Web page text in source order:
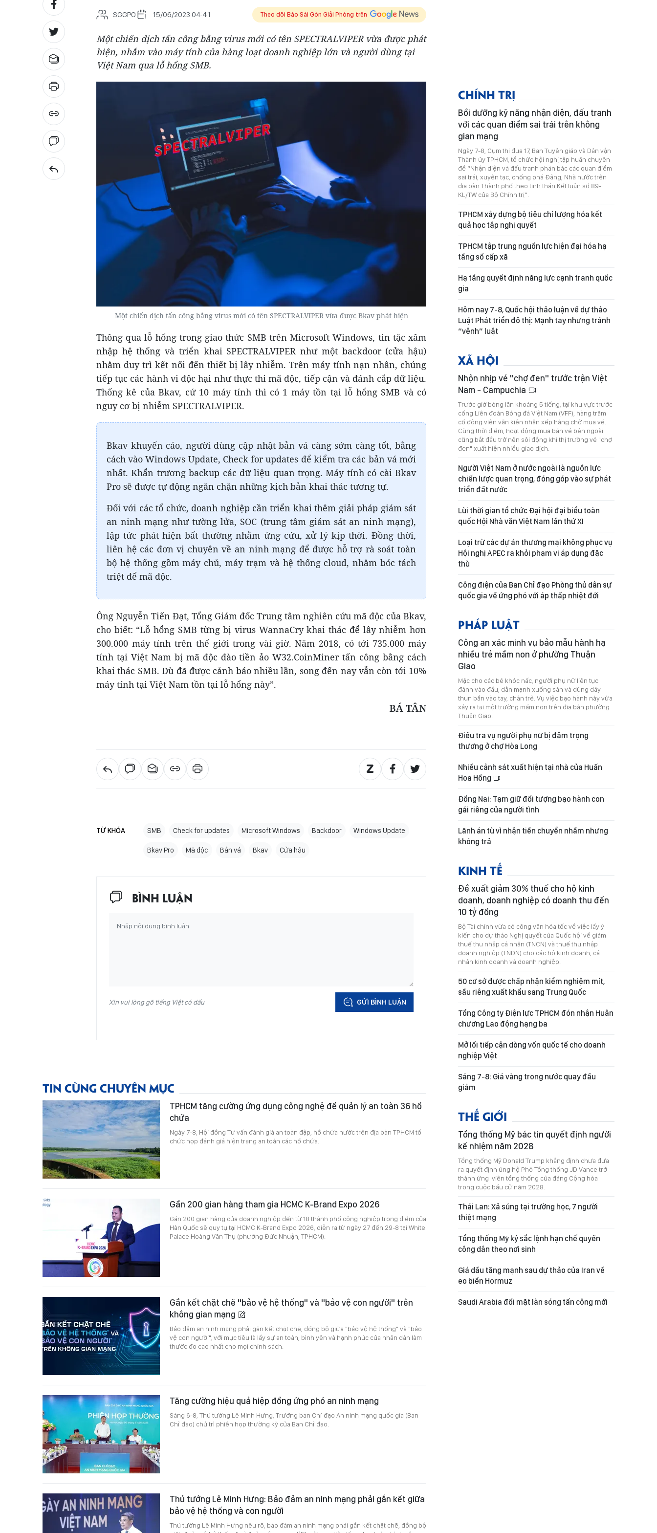
SGGPO 15/06/2023 04:41 Theo dõi Báo Sài Gòn Giải Phóng trên
Một chiến dịch tấn công bằng virus mới có tên SPECTRALVIPER vừa được phát
hiện, nhắm vào máy tính của hàng loạt doanh nghiệp lớn và người dùng tại
Việt Nam qua lỗ hổng SMB.
Một chiến dịch tấn công bằng virus mới có tên SPECTRALVIPER vừa được Bkav phát hiện
Thông qua lỗ hổng trong giao thức SMB trên Microsoft Windows, tin tặc xâm
nhập hệ thống và triển khai SPECTRALVIPER như một backdoor (cửa hậu)
nhằm duy trì kết nối đến thiết bị lây nhiễm. Trên máy tính nạn nhân, chúng
tiếp tục các hành vi độc hại như thực thi mã độc, tiếp cận và đánh cắp dữ liệu.
Thống kê của Bkav, cứ 10 máy tính thì có 1 máy tồn tại lỗ hổng SMB và có
nguy cơ bị nhiễm SPECTRALVIPER.
Bkav khuyến cáo, người dùng cập nhật bản vá càng sớm càng tốt, bằng
cách vào Windows Update, Check for updates để kiểm tra các bản vá mới
nhất. Khẩn trương backup các dữ liệu quan trọng. Máy tính có cài Bkav
Pro sẽ được tự động ngăn chặn những kịch bản khai thác tương tự.
Đối với các tổ chức, doanh nghiệp cần triển khai thêm giải pháp giám sát
an ninh mạng như tường lửa, SOC (trung tâm giám sát an ninh mạng),
lập tức phát hiện bất thường nhằm ứng cứu, xử lý kịp thời. Đồng thời,
liên hệ các đơn vị chuyên về an ninh mạng để được hỗ trợ rà soát toàn
bộ hệ thống gồm máy chủ, máy trạm và hệ thống cloud, nhằm bóc tách
triệt để mã độc.
Ông Nguyễn Tiến Đạt, Tổng Giám đốc Trung tâm nghiên cứu mã độc của Bkav,
cho biết: “Lỗ hổng SMB từng bị virus WannaCry khai thác để lây nhiễm hơn
300.000 máy tính trên thế giới trong vài giờ. Năm 2018, có tới 735.000 máy
tính tại Việt Nam bị mã độc đào tiền ảo W32.CoinMiner tấn công bằng cách
khai thác SMB. Dù đã được cảnh báo nhiều lần, song đến nay vẫn còn tới 10%
máy tính tại Việt Nam tồn tại lỗ hổng này”.
BÁ TÂN
TỪ KHÓA SMB Check for updates Microsoft Windows Backdoor Windows Update
Bkav Pro Mã độc Bản vá Bkav Cửa hậu
BÌNH LUẬN
Xin vui lòng gõ tiếng Việt có dấu GỬI BÌNH LUẬN
TIN CÙNG CHUYÊN MỤC
TPHCM tăng cường ứng dụng công nghệ để quản lý an toàn 36 hồ
chứa
Ngày 7-8, Hội đồng Tư vấn đánh giá an toàn đập, hồ chứa nước trên địa bàn TPHCM tổ
chức họp đánh giá hiện trạng an toàn các hồ chứa.
Gần 200 gian hàng tham gia HCMC K-Brand Expo 2026
Gần 200 gian hàng của doanh nghiệp đến từ 18 thành phố công nghiệp trọng điểm của
Hàn Quốc sẽ quy tụ tại HCMC K-Brand Expo 2026, diễn ra từ ngày 27 đến 29-8 tại White
Palace Hoàng Văn Thụ (phường Đức Nhuận, TPHCM).
Gắn kết chặt chẽ "bảo vệ hệ thống" và "bảo vệ con người" trên
không gian mạng
Bảo đảm an ninh mạng phải gắn kết chặt chẽ, đồng bộ giữa "bảo vệ hệ thống" và "bảo
vệ con người", với mục tiêu là lấy sự an toàn, bình yên và hạnh phúc của nhân dân làm
thước đo cao nhất cho mọi chính sách.
Tăng cường hiệu quả hiệp đồng ứng phó an ninh mạng
Sáng 6-8, Thủ tướng Lê Minh Hưng, Trưởng ban Chỉ đạo An ninh mạng quốc gia (Ban
Chỉ đạo) chủ trì phiên họp thường kỳ của Ban Chỉ đạo.
Thủ tướng Lê Minh Hưng: Bảo đảm an ninh mạng phải gắn kết giữa
bảo vệ hệ thống và con người
Thủ tướng Lê Minh Hưng nêu rõ, bảo đảm an ninh mạng phải gắn kết chặt chẽ, đồng bộ
CHÍNH TRỊ
Bồi dưỡng kỹ năng nhận diện, đấu tranh
với các quan điểm sai trái trên không
gian mạng
Ngày 7-8, Cụm thi đua 17, Ban Tuyên giáo và Dân vận
Thành ủy TPHCM, tổ chức hội nghị tập huấn chuyên
đề “Nhận diện và đấu tranh phản bác các quan điểm
sai trái, xuyên tạc, chống phá Đảng, Nhà nước trên
địa bàn Thành phố theo tinh thần Kết luận số 89-
KL/TW của Bộ Chính trị”.
TPHCM xây dựng bộ tiêu chí lượng hóa kết
quả học tập nghị quyết
TPHCM tập trung nguồn lực hiện đại hóa hạ
tầng số cấp xã
Hạ tầng quyết định năng lực cạnh tranh quốc
gia
Hôm nay 7-8, Quốc hội thảo luận về dự thảo
Luật Phát triển đô thị: Mạnh tay nhưng tránh
“vênh” luật
XÃ HỘI
Nhộn nhịp vé "chợ đen" trước trận Việt
Nam - Campuchia
Trước giờ bóng lăn khoảng 5 tiếng, tại khu vực trước
cổng Liên đoàn Bóng đá Việt Nam (VFF), hàng trăm
cổ động viên vẫn kiên nhẫn xếp hàng chờ mua vé.
Cùng thời điểm, hoạt động mua bán vé bên ngoài
cũng bắt đầu trở nên sôi động khi thị trường vé "chợ
đen" xuất hiện nhiều giao dịch.
Người Việt Nam ở nước ngoài là nguồn lực
chiến lược quan trọng, đóng góp vào sự phát
triển đất nước
Lùi thời gian tổ chức Đại hội đại biểu toàn
quốc Hội Nhà văn Việt Nam lần thứ XI
Loại trừ các dự án thương mại không phục vụ
Hội nghị APEC ra khỏi phạm vi áp dụng đặc
thù
Công điện của Ban Chỉ đạo Phòng thủ dân sự
quốc gia về ứng phó với áp thấp nhiệt đới
PHÁP LUẬT
Công an xác minh vụ bảo mẫu hành hạ
nhiều trẻ mầm non ở phường Thuận
Giao
Mặc cho các bé khóc nấc, người phụ nữ liên tục
đánh vào đầu, dằn mạnh xuống sàn và dùng dây
thun bắn vào tay, chân trẻ. Vụ việc bạo hành này vừa
xảy ra tại một trường mầm non trên địa bàn phường
Thuận Giao.
Điều tra vụ người phụ nữ bị đâm trọng
thương ở chợ Hòa Long
Nhiều cảnh sát xuất hiện tại nhà của Huấn
Hoa Hồng
Đồng Nai: Tạm giữ đối tượng bạo hành con
gái riêng của người tình
Lãnh án tù vì nhận tiền chuyển nhầm nhưng
không trả
KINH TẾ
Đề xuất giảm 30% thuế cho hộ kinh
doanh, doanh nghiệp có doanh thu đến
10 tỷ đồng
Bộ Tài chính vừa có công văn hỏa tốc về việc lấy ý
kiến cho dự thảo Nghị quyết của Quốc hội về giảm
thuế thu nhập cá nhân (TNCN) và thuế thu nhập
doanh nghiệp (TNDN) cho các hộ kinh doanh, cá
nhân kinh doanh và doanh nghiệp.
50 cơ sở được chấp nhận kiểm nghiệm mít,
sầu riêng xuất khẩu sang Trung Quốc
Tổng Công ty Điện lực TPHCM đón nhận Huân
chương Lao động hạng ba
Mở lối tiếp cận dòng vốn quốc tế cho doanh
nghiệp Việt
Sáng 7-8: Giá vàng trong nước quay đầu
giảm
THẾ GIỚI
Tổng thống Mỹ bác tin quyết định người
kế nhiệm năm 2028
Tổng thống Mỹ Donald Trump khẳng định chưa đưa
ra quyết định ủng hộ Phó Tổng thống JD Vance trở
thành ứng viên tổng thống của đảng Cộng hòa
trong cuộc bầu cử năm 2028.
Thái Lan: Xả súng tại trường học, 7 người
thiệt mạng
Tổng thống Mỹ ký sắc lệnh hạn chế quyền
công dân theo nơi sinh
Giá dầu tăng mạnh sau dự thảo của Iran về
eo biển Hormuz
Saudi Arabia đối mặt làn sóng tấn công mới